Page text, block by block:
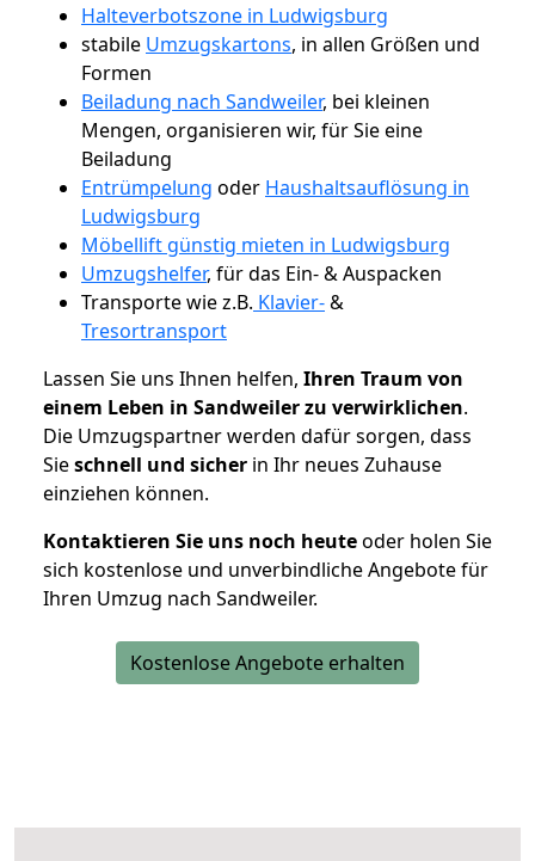
Halteverbotszone in Ludwigsburg
stabile Umzugskartons, in allen Größen und
Formen
Beiladung nach Sandweiler, bei kleinen
Mengen, organisieren wir, für Sie eine
Beiladung
Entrümpelung oder Haushaltsauflösung in
Ludwigsburg
Möbellift günstig mieten in Ludwigsburg
Umzugshelfer, für das Ein- & Auspacken
Transporte wie z.B. Klavier-&
Tresortransport
Lassen Sie uns Ihnen helfen, Ihren Traum von
einem Leben in Sandweiler zu verwirklichen.
Die Umzugspartner werden dafür sorgen, dass
Sieschnell und sicher in Ihr neues Zuhause
einziehen können.
Kontaktieren Sie uns noch heuteoder holen Sie
sich kostenlose und unverbindliche Angebote für
Ihren Umzug nach Sandweiler.
Kostenlose Angebote erhalten